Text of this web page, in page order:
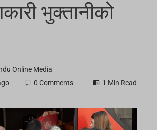
भुक्तानीको
Online Media
0 Comments 1 Min Read